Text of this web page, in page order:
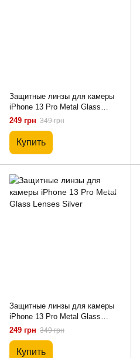
Защитные линзы для камеры
iPhone 13 Pro Metal Glass
Lenses Gold
249 грн 349 грн
Купить
Защитные линзы для камеры
iPhone 13 Pro Metal Glass
Lenses Silver
249 грн 349 грн
Купить